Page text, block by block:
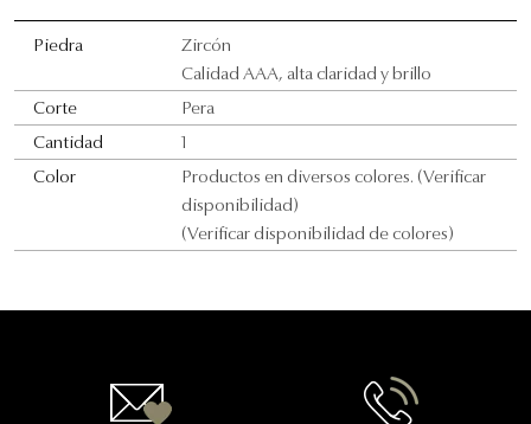
Piedra
Zircón
Calidad AAA, alta claridad y brillo
Corte
Pera
Cantidad
1
Color
Productos en diversos colores. (Verificar
disponibilidad)
(Verificar disponibilidad de colores)